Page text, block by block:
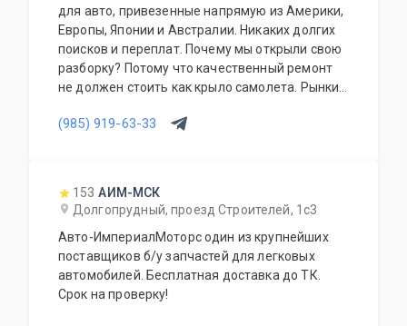
для авто, привезенные напрямую из Америки,
Европы, Японии и Австралии. Никаких долгих
поисков и переплат. Почему мы открыли свою
разборку? Потому что качественный ремонт
не должен стоить как крыло самолета. Рынки
отличных доноров с живыми узлами. Мы
(985) 919-63-33
153 АИМ-МСК
Долгопрудный, проезд Строителей, 1с3
Авто-ИмпериалМоторс один из крупнейших
поставщиков б/у запчастей для легковых
автомобилей. Бесплатная доставка до ТК.
Срок на проверку!